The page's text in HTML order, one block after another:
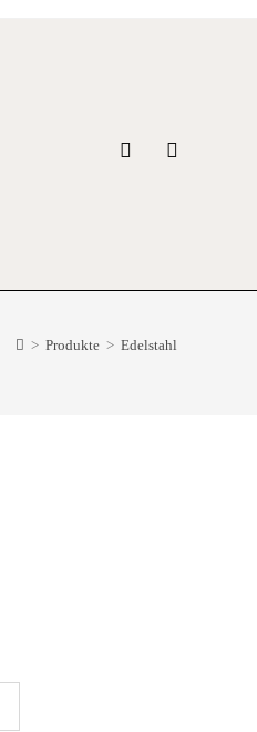
> Produkte > Edelstahl